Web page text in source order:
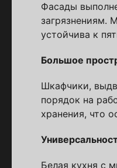
Фасады
загрязнениям.
устойчива к
Большое
Шкафчики,
порядок на
хранения, что
Белая кухня с